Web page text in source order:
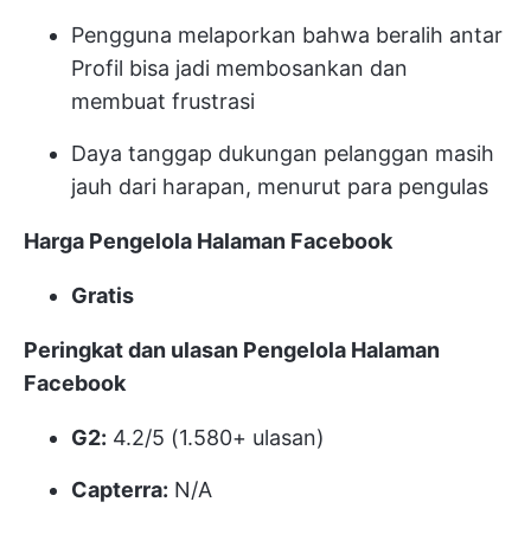
Pengguna melaporkan bahwa beralih antar
Profil bisa jadi membosankan dan
membuat frustrasi
Daya tanggap dukungan pelanggan masih
jauh dari harapan, menurut para pengulas
Harga Pengelola Halaman Facebook
Gratis
Peringkat dan ulasan Pengelola Halaman
Facebook
G2: 4.2/5 (1.580+ ulasan)
Capterra: N/A